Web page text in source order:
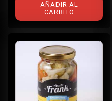
AÑADIR AL
CARRITO